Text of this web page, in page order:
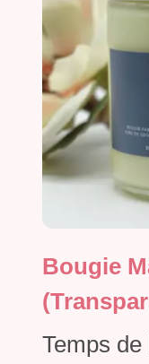
Bougie
Temps